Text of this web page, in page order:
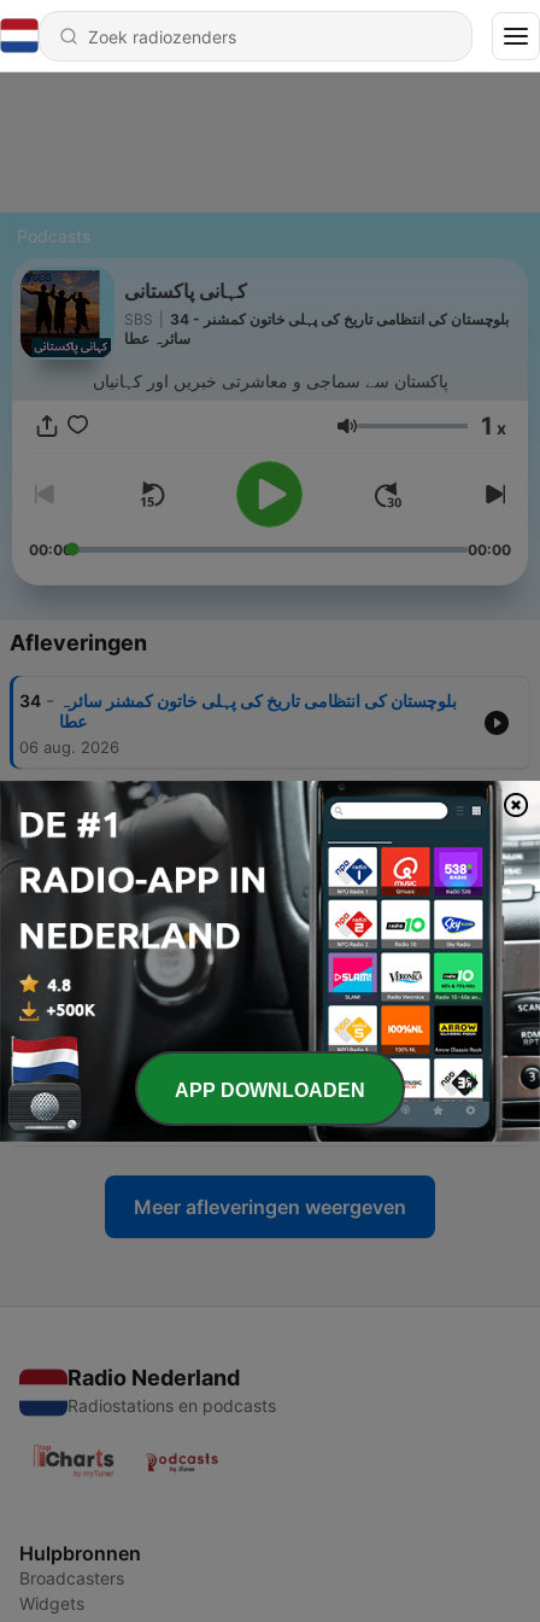
Podcasts
کہانی پاکستانی
SBS
34 - بلوچستان کی انتظامی تاریخ کی پہلی خاتون کمشنر
سائرہ عطا
پاکستان سے سماجی و معاشرتی خبریں اور کہانیاں
Volume 1 x
00:00 00:00
Afleveringen
34 - بلوچستان کی انتظامی تاریخ کی پہلی خاتون کمشنر سائرہ
عطا
06 aug. 2026
صدیوں پرانے ساز رباب کی روایت کا آخری محافظ سہیل
محمد
05 aug. 2026
32 - 18 ہزار کلومیٹر کا ناقابلِ یقین سفر، پاکستانی بائیکرز آرکٹک
سرکل پہنچ گئے
23 jul. 2026
31 - پلازما ٹیکنالوجی: پاکستانی انجینئر نے سیوریج کے پانی
کودوبارہ قابلِ استعمال بنانے کا حل دے دیا
30 - پولیس کی وردی سے جونیئر مسٹر یونیورس تک، اطہر جہان
کی کامیابی کی کہانی
09 jul. 2026
Meer afleveringen weergeven
Radio Nederland
Radiostations en podcasts
Hulpbronnen
Broadcasters
Widgets
APP DOWNLOADEN